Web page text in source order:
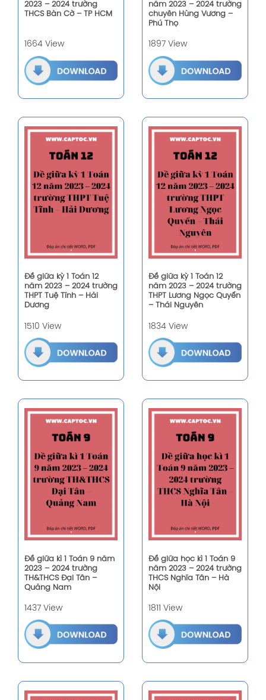
2023 – 2024 trường
THCS Bàn Cờ – TP HCM
1664 View
năm 2023 – 2024 trường
chuyên Hùng Vương –
Phú Thọ
1897 View
Đề giữa kỳ 1 Toán 12
năm 2023 – 2024 trường
THPT Tuệ Tĩnh – Hải
Dương
1510 View
Đề giữa kỳ 1 Toán 12
năm 2023 – 2024 trường
THPT Lương Ngọc Quyến
– Thái Nguyên
1834 View
Đề giữa kì 1 Toán 9 năm
2023 – 2024 trường
TH&THCS Đại Tân –
Quảng Nam
1437 View
Đề giữa học kì 1 Toán 9
năm 2023 – 2024 trường
THCS Nghĩa Tân – Hà
Nội
1811 View